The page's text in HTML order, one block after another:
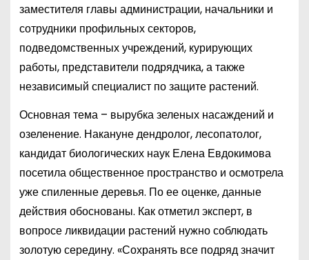
заместителя главы администрации, начальники и
сотрудники профильных секторов,
подведомственных учреждений, курирующих
работы, представители подрядчика, а также
независимый специалист по защите растений.
Основная тема – вырубка зеленых насаждений и
озеленение. Накануне дендролог, лесопатолог,
кандидат биологических наук Елена Евдокимова
посетила общественное пространство и осмотрела
уже спиленные деревья. По ее оценке, данные
действия обоснованы. Как отметил эксперт, в
вопросе ликвидации растений нужно соблюдать
золотую середину. «Сохранять все подряд значит